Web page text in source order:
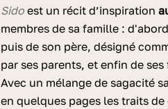
Sido est un récit d’inspiration
membres de sa famille :
puis de son père, désigné
par ses parents, et enfin de
Avec un mélange de sagacité
en quelques pages les traits